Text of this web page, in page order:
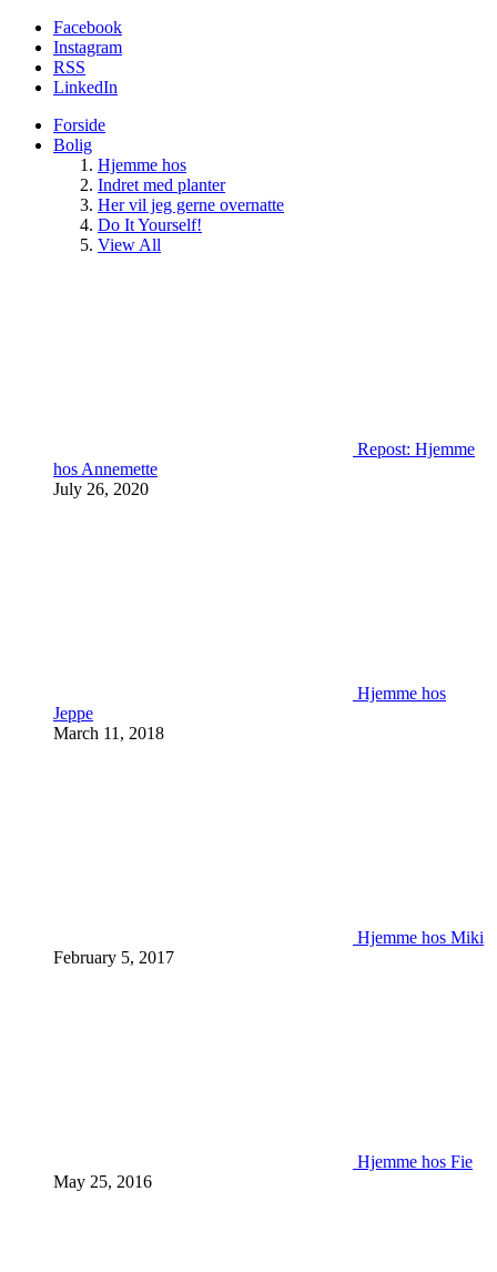
Facebook
Instagram
RSS
LinkedIn
Forside
Bolig
Hjemme hos
Indret med planter
Her vil jeg gerne overnatte
Do It Yourself!
View All
Repost: Hjemme
hos Annemette
July 26, 2020
Hjemme hos
Jeppe
March 11, 2018
Hjemme hos Miki
February 5, 2017
Hjemme hos Fie
May 25, 2016